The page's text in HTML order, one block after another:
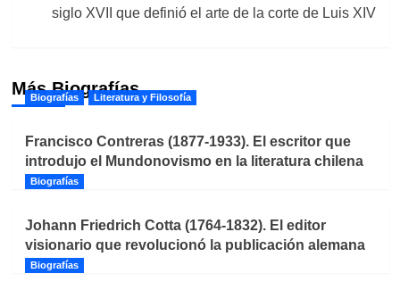
siglo XVII que definió el arte de la corte de Luis XIV
Más Biografías
Biografías Literatura y Filosofía
Francisco Contreras (1877-1933). El escritor que
introdujo el Mundonovismo en la literatura chilena
Biografías
Johann Friedrich Cotta (1764-1832). El editor
visionario que revolucionó la publicación alemana
Biografías